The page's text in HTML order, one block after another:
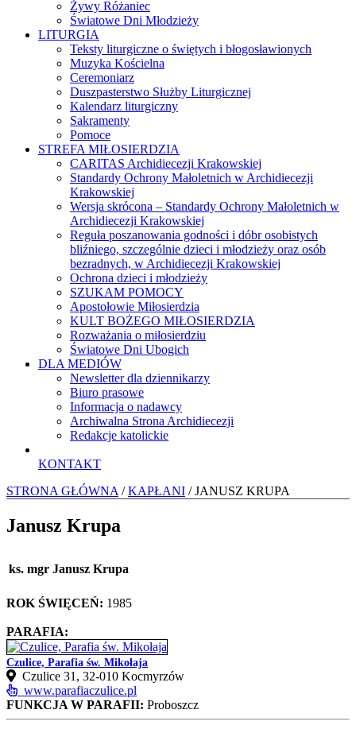
Żywy Różaniec
Światowe Dni Młodzieży
LITURGIA
Teksty liturgiczne o świętych i błogosławionych
Muzyka Kościelna
Ceremoniarz
Duszpasterstwo Służby Liturgicznej
Kalendarz liturgiczny
Sakramenty
Pomoce
STREFA MIŁOSIERDZIA
CARITAS Archidiecezji Krakowskiej
Standardy Ochrony Małoletnich w Archidiecezji
Krakowskiej
Wersja skrócona – Standardy Ochrony Małoletnich w
Archidiecezji Krakowskiej
Reguła poszanowania godności i dóbr osobistych
bliźniego, szczególnie dzieci i młodzieży oraz osób
bezradnych, w Archidiecezji Krakowskiej
Ochrona dzieci i młodzieży
SZUKAM POMOCY
Apostołowie Miłosierdzia
KULT BOŻEGO MIŁOSIERDZIA
Rozważania o miłosierdziu
Światowe Dni Ubogich
DLA MEDIÓW
Newsletter dla dziennikarzy
Biuro prasowe
Informacja o nadawcy
Archiwalna Strona Archidiecezji
Redakcje katolickie
KONTAKT
STRONA GŁÓWNA /KAPŁANI / JANUSZ KRUPA
Janusz Krupa
ks. mgr Janusz Krupa
ROK ŚWIĘCEŃ: 1985
PARAFIA:
Czulice, Parafia św. Mikołaja
Czulice 31, 32‑010 Kocmyrzów
www.parafiaczulice.pl
FUNKCJA W PARAFII: Proboszcz